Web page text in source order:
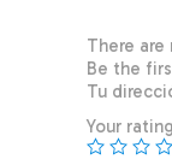
There are
Be the
Tu
Your rating